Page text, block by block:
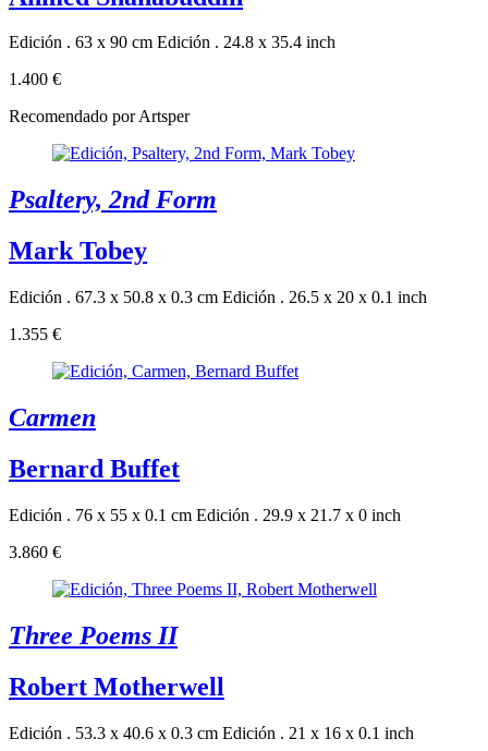
Edición . 63 x 90 cm Edición . 24.8 x 35.4 inch
1.400 €
Recomendado por Artsper
Psaltery, 2nd Form
Mark Tobey
Edición . 67.3 x 50.8 x 0.3 cm Edición . 26.5 x 20 x 0.1 inch
1.355 €
Carmen
Bernard Buffet
Edición . 76 x 55 x 0.1 cm Edición . 29.9 x 21.7 x 0 inch
3.860 €
Three Poems II
Robert Motherwell
Edición . 53.3 x 40.6 x 0.3 cm Edición . 21 x 16 x 0.1 inch